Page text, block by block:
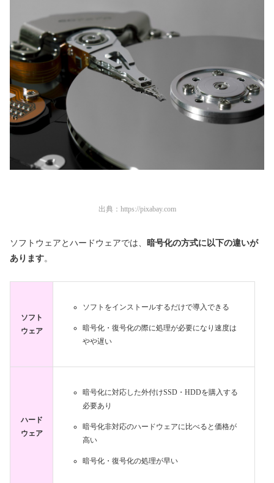
出典： https://pixabay.com
ソフトウェアとハードウェアでは、
暗号化の方式に以下の違いが
あります。
ソフト
ウェア
ソフトをインストールするだけで導入できる
暗号化・復号化の際に処理が必要になり速度は
やや遅い
ハード
ウェア
暗号化に対応した外付けSSD・HDDを購入する
必要あり
暗号化非対応のハードウェアに比べると価格が
高い
暗号化・復号化の処理が早い